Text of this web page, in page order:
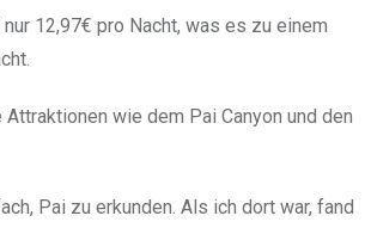
12,97€ pro Nacht, was es zu einem
wie dem Pai Canyon und den
Pai zu erkunden. Als ich dort war, fand